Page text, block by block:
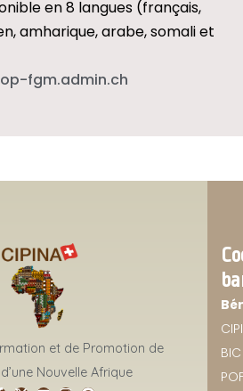
en 8 langues (français,
amharique, arabe, somali et
fgm.admin.ch
et de Promotion de
Nouvelle Afrique